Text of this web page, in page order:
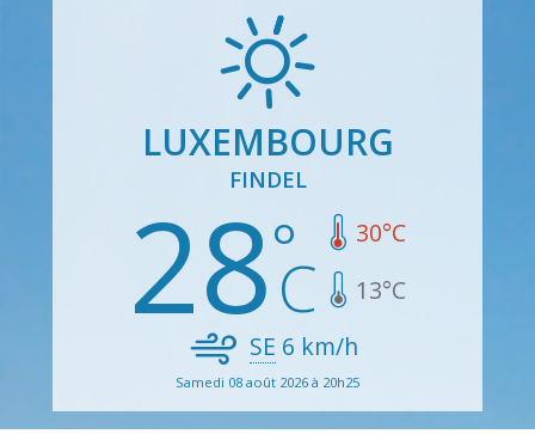
LUXEMBOURG
FINDEL
28 30°C
13°C
SE 6 km/h
Samedi 08 août 2026 à 20h25